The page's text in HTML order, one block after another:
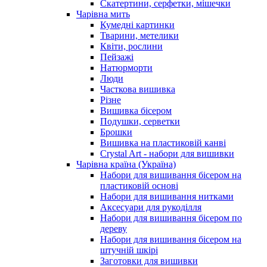
Скатертини, серфетки, мішечки
Чарiвна мить
Кумедні картинки
Тварини, метелики
Квіти, рослини
Пейзажі
Натюрморти
Люди
Часткова вишивка
Різне
Вишивка бісером
Подушки, серветки
Брошки
Вишивка на пластиковій канві
Crystal Art - набори для вишивки
Чарівна країна (Україна)
Набори для вишивання бісером на
пластиковій основі
Набори для вишивання нитками
Аксесуари для рукоділля
Набори для вишивання бісером по
дереву
Набори для вишивання бісером на
штучній шкірі
Заготовки для вишивки